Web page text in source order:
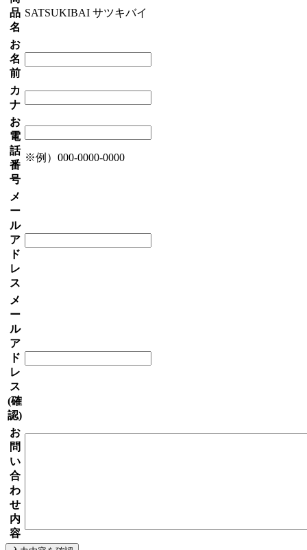
品
名
SATSUKIBAI サツキバイ
お
名
前
カ
ナ
お
電
話
番
号
※例）000-0000-0000
メ
ー
ル
ア
ド
レ
ス
メ
ー
ル
ア
ド
レ
ス
(確
認)
お
問
い
合
わ
せ
内
容